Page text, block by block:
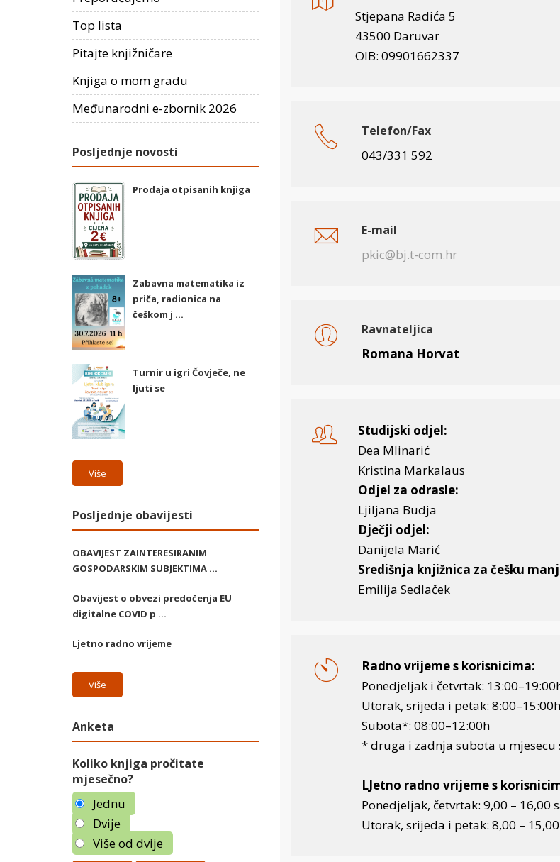
Stjepana Radića 5
43500 Daruvar
OIB: 09901662337
Telefon/Fax
043/331 592
E-mail
pkic@bj.t-com.hr
Ravnateljica
Romana Horvat
Studijski odjel:
Dea Mlinarić
Kristina Markalaus
Odjel za odrasle:
Ljiljana Budja
Dječji odjel:
Danijela Marić
Središnja knjižnica za češku
Emilija Sedlaček
Radno vrijeme s korisnicima:
Ponedjeljak i četvrtak:
Utorak, srijeda i petak: 8:00–15:00h
Subota*: 08:00–12:00h
* druga i zadnja subota u
LJetno radno vrijeme s
Ponedjeljak, četvrtak: 9,00 – 16,00
Utorak, srijeda i petak: 8,00 –
Top lista
Pitajte knjižničare
Knjiga o mom gradu
Međunarodni e-zbornik 2026
Posljednje novosti
Prodaja otpisanih knjiga
Zabavna matematika iz
priča, radionica na
češkom j ...
Turnir u igri Čovječe, ne
ljuti se
Više
Posljednje obavijesti
OBAVIJEST ZAINTERESIRANIM
GOSPODARSKIM SUBJEKTIMA ...
Obavijest o obvezi predočenja EU
digitalne COVID p ...
Ljetno radno vrijeme
Više
Anketa
Koliko knjiga pročitate
mjesečno?
Jednu
Dvije
Više od dvije